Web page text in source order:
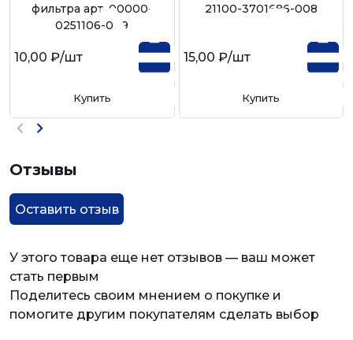
фильтра арт. 00000-
0251106-009
10,00 ₽/шт
Купить
21100-3701686-008
15,00 ₽/шт
Купить
Отзывы
Оставить отзыв
У этого товара еще нет отзывов — ваш может
стать первым
Поделитесь своим мнением о покупке и
помогите другим покупателям сделать выбор